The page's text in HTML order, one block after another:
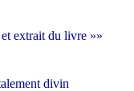
extrait du livre »»
divin